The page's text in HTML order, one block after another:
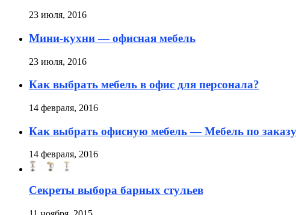
23 июля, 2016
Мини-кухни — офисная мебель
23 июля, 2016
Как выбрать мебель в офис для персонала?
14 февраля, 2016
Как выбрать офисную мебель — Мебель по заказу
14 февраля, 2016
Секреты выбора барных стульев